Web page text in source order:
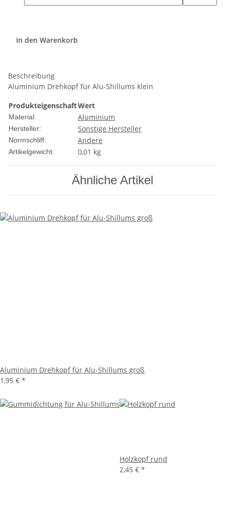
In den Warenkorb
Beschreibung
Aluminium Drehkopf für Alu-Shillums klein
ProdukteigenschaftWert
Material: Aluminium
Hersteller: Sonstige Hersteller
Normschliff: Andere
Artikelgewicht: 0,01 kg
Ähnliche Artikel
Aluminium Drehkopf für Alu-Shillums groß
1,95 € *
Holzkopf rund
2,45 € *